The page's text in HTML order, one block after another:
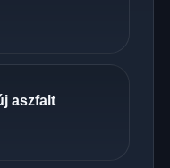
aszfalt